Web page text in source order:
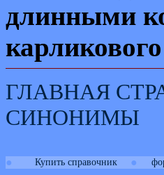
длинными
ГЛАВНАЯ
СИНОНИМЫ
● Купить справочник ●